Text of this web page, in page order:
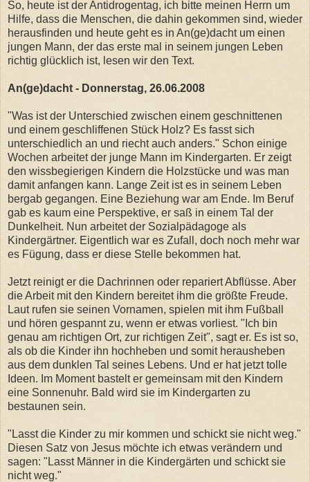
So, heute ist der Antidrogentag, ich bitte meinen Herrn um
Hilfe, dass die Menschen, die dahin gekommen sind, wieder
herausfinden und heute geht es in An(ge)dacht um einen
jungen Mann, der das erste mal in seinem jungen Leben
richtig glücklich ist, lesen wir den Text.
An(ge)dacht - Donnerstag, 26.06.2008
"Was ist der Unterschied zwischen einem geschnittenen
und einem geschliffenen Stück Holz? Es fasst sich
unterschiedlich an und riecht auch anders." Schon einige
Wochen arbeitet der junge Mann im Kindergarten. Er zeigt
den wissbegierigen Kindern die Holzstücke und was man
damit anfangen kann. Lange Zeit ist es in seinem Leben
bergab gegangen. Eine Beziehung war am Ende. Im Beruf
gab es kaum eine Perspektive, er saß in einem Tal der
Dunkelheit. Nun arbeitet der Sozialpädagoge als
Kindergärtner. Eigentlich war es Zufall, doch noch mehr war
es Fügung, dass er diese Stelle bekommen hat.
Jetzt reinigt er die Dachrinnen oder repariert Abflüsse. Aber
die Arbeit mit den Kindern bereitet ihm die größte Freude.
Laut rufen sie seinen Vornamen, spielen mit ihm Fußball
und hören gespannt zu, wenn er etwas vorliest. "Ich bin
genau am richtigen Ort, zur richtigen Zeit", sagt er. Es ist so,
als ob die Kinder ihn hochheben und somit herausheben
aus dem dunklen Tal seines Lebens. Und er hat jetzt tolle
Ideen. Im Moment bastelt er gemeinsam mit den Kindern
eine Sonnenuhr. Bald wird sie im Kindergarten zu
bestaunen sein.
"Lasst die Kinder zu mir kommen und schickt sie nicht weg."
Diesen Satz von Jesus möchte ich etwas verändern und
sagen: "Lasst Männer in die Kindergärten und schickt sie
nicht weg."